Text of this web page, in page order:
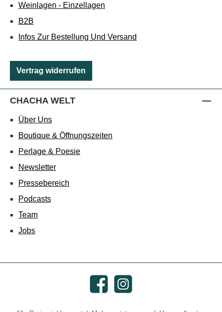
Weinlagen - Einzellagen
B2B
Infos Zur Bestellung Und Versand
Vertrag widerrufen
CHACHA WELT
Über Uns
Boutique & Öffnungszeiten
Perlage & Poesie
Newsletter
Pressebereich
Podcasts
Team
Jobs
FacebookInstagram